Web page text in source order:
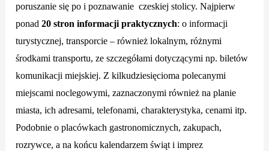
poruszanie się po i poznawanie czeskiej stolicy. Najpierw
ponad20 stron informacji praktycznych: o informacji
turystycznej, transporcie – również lokalnym, różnymi
środkami transportu, ze szczegółami dotyczącymi np. biletów
komunikacji miejskiej. Z kilkudziesięcioma polecanymi
miejscami noclegowymi, zaznaczonymi również na planie
miasta, ich adresami, telefonami, charakterystyka, cenami itp.
Podobnie o placówkach gastronomicznych, zakupach,
rozrywce, a na końcu kalendarzem świąt i imprez